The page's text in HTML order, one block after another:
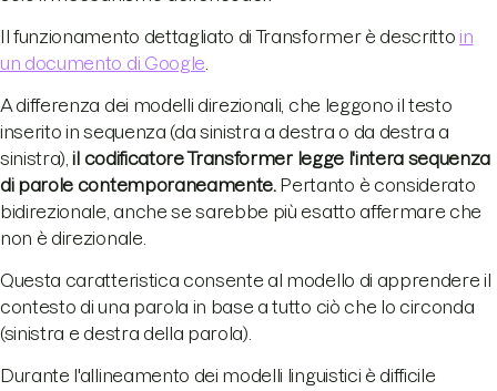
Il funzionamento dettagliato di Transformer è descritto in
un documento di Google
A differenza dei modelli direzionali, che leggono il testo
inserito in sequenza (da sinistra a destra o da destra a
sinistra),il codificatore Transformer legge l'intera sequenza
di parole contemporaneamente.Pertanto è considerato
bidirezionale, anche se sarebbe più esatto affermare che
non è direzionale.
Questa caratteristica consente al modello di apprendere il
contesto di una parola in base a tutto ciò che lo circonda
(sinistra e destra della parola).
Durante l'allineamento dei modelli linguistici è difficile